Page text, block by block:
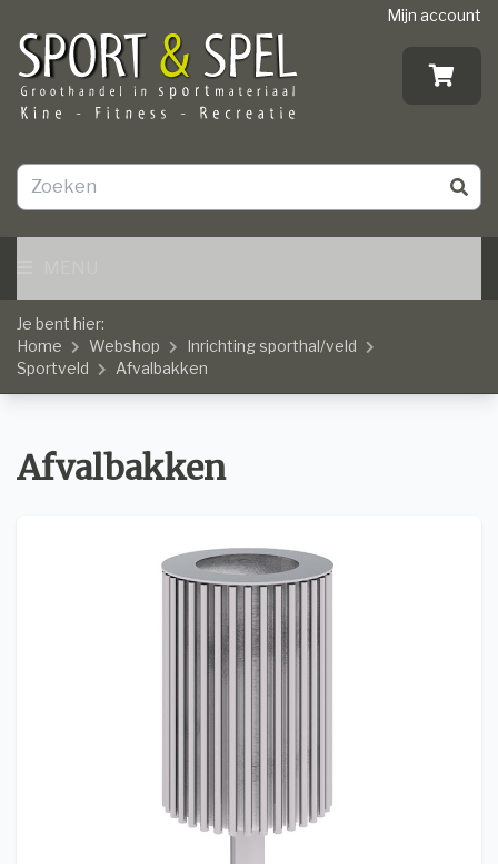
Mijn account
Je bent hier:
Home
Webshop
Inrichting sporthal/veld
Sportveld
Afvalbakken
Afvalbakken